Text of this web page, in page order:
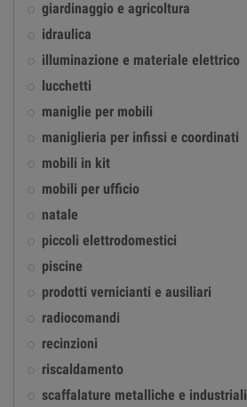
giardinaggio e agricoltura
idraulica
illuminazione e materiale elettrico
lucchetti
maniglie per mobili
maniglieria per infissi e coordinati
mobili in kit
mobili per ufficio
natale
piccoli elettrodomestici
piscine
prodotti vernicianti e ausiliari
radiocomandi
recinzioni
riscaldamento
scaffalature metalliche e industriali